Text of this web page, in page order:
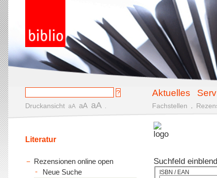
Aktuelles
Druckansicht aA aA aA Fachstellen
Suchfeld
ISBN / EAN
Literatur
Rezensionen online open
Neue Suche